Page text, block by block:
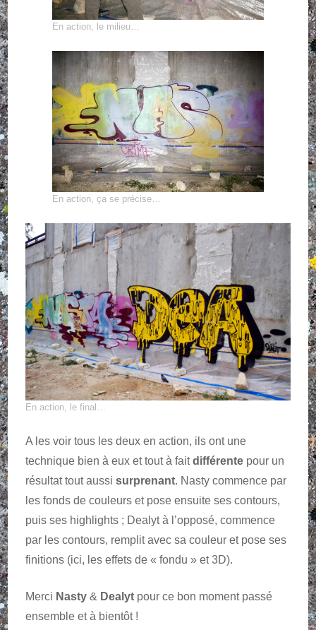
En action, le milieu…
En action, ça se précise…
En action, le final…
A les voir tous les deux en action, ils ont une
technique bien à eux et tout à faitdifférente pour un
résultat tout aussisurprenant. Nasty commence par
les fonds de couleurs et pose ensuite ses contours,
puis ses highlights ; Dealyt à l’opposé, commence
par les contours, remplit avec sa couleur et pose ses
finitions (ici, les effets de « fondu » et 3D).
Merci Nasty & Dealyt pour ce bon moment passé
ensemble et à bientôt !